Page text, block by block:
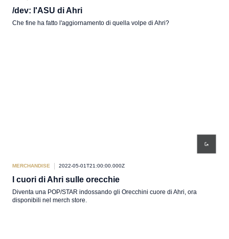
/dev: l'ASU di Ahri
Che fine ha fatto l'aggiornamento di quella volpe di Ahri?
MERCHANDISE 2022-05-01T21:00:00.000Z
I cuori di Ahri sulle orecchie
Diventa una POP/STAR indossando gli Orecchini cuore di Ahri, ora
disponibili nel merch store.